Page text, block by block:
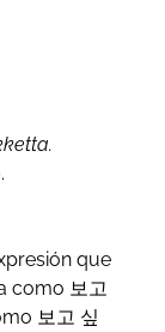
que
como 보고
보고 싶